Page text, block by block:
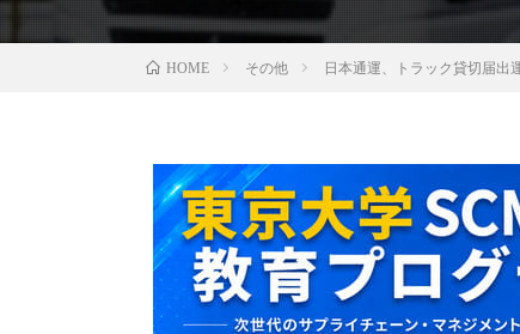
HOME その他 日本通運、トラック貸切届出